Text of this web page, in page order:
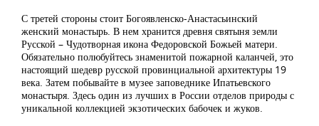
С третей стороны стоит Богоявленско-Анастасьинский
женский монастырь. В нем хранится древня святыня земли
Русской – Чудотворная икона Федоровской Божьей матери.
Обязательно полюбуйтесь знаменитой пожарной каланчей, это
настоящий шедевр русской провинциальной архитектуры 19
века. Затем побывайте в музее заповеднике Ипатьевского
монастыря. Здесь один из лучших в России отделов природы с
уникальной коллекцией экзотических бабочек и жуков.